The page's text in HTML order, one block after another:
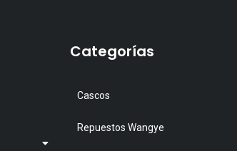
Categorías
Cascos
Repuestos Wangye